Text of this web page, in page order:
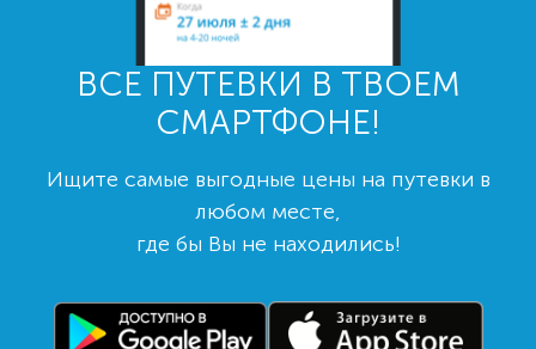
ВСЕ ПУТЕВКИ В ТВОЕМ
СМАРТФОНЕ!
Ищите самые выгодные цены на путевки в
любом месте,
где бы Вы не находились!